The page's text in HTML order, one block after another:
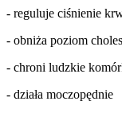
- reguluje ciśnienie
- obniża poziom
- chroni ludzkie
- działa moczopędnie